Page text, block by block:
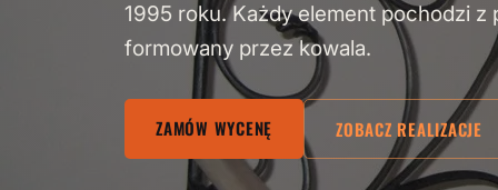
1995 roku. Każdy element pochodzi z
formowany przez kowala.
ZAMÓW WYCENĘ ZOBACZ REALIZACJE